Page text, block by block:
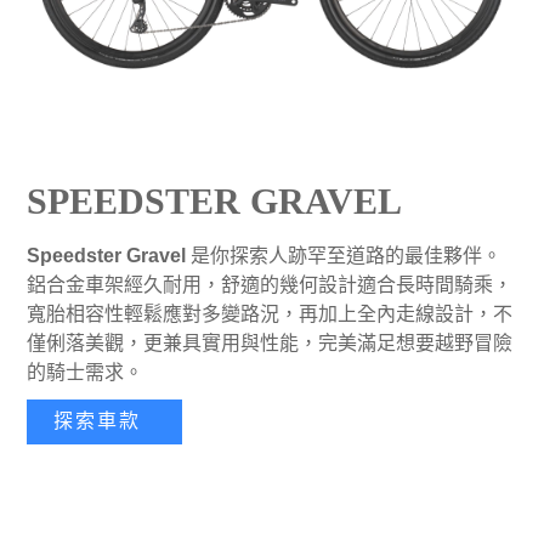
SPEEDSTER GRAVEL
Speedster Gravel 是你探索人跡罕至道路的最佳夥伴。
鋁合金車架經久耐用，舒適的幾何設計適合長時間騎乘，
寬胎相容性輕鬆應對多變路況，再加上全內走線設計，不
僅俐落美觀，更兼具實用與性能，完美滿足想要越野冒險
的騎士需求。
探索車款